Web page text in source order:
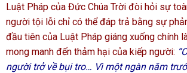
Luật Pháp của Đức Chúa Trời đòi hỏi sự
người tội lỗi chỉ có thể đáp trả bằng sự
đầu tiên của Luật Pháp giáng xuống chính
mong manh đến thảm hại của kiếp người:
người trở về bụi tro… Vì một ngàn năm